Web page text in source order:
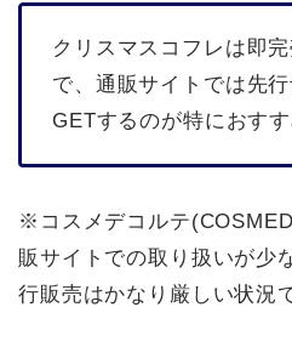
クリスマスコフレは即
で、通販サイトでは先
GETするのが特におすす
※コスメデコルテ
販サイトでの取り扱いが少
行販売はかなり厳しい状況